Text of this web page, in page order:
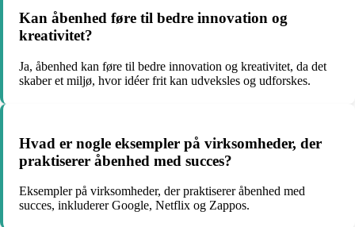
Kan åbenhed føre til bedre innovation og
kreativitet?
Ja, åbenhed kan føre til bedre innovation og kreativitet, da det
skaber et miljø, hvor idéer frit kan udveksles og udforskes.
Hvad er nogle eksempler på virksomheder, der
praktiserer åbenhed med succes?
Eksempler på virksomheder, der praktiserer åbenhed med
succes, inkluderer Google, Netflix og Zappos.